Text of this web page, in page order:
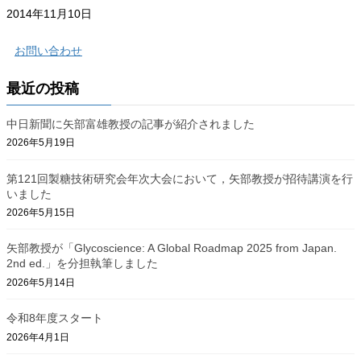
2014年11月10日
お問い合わせ
最近の投稿
中日新聞に矢部富雄教授の記事が紹介されました
2026年5月19日
第121回製糖技術研究会年次大会において，矢部教授が招待講演を行
いました
2026年5月15日
矢部教授が「Glycoscience: A Global Roadmap 2025 from Japan.
2nd ed.」を分担執筆しました
2026年5月14日
令和8年度スタート
2026年4月1日